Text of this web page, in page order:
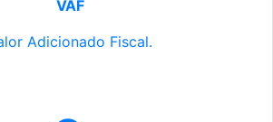
VAF
Adicionado Fiscal.